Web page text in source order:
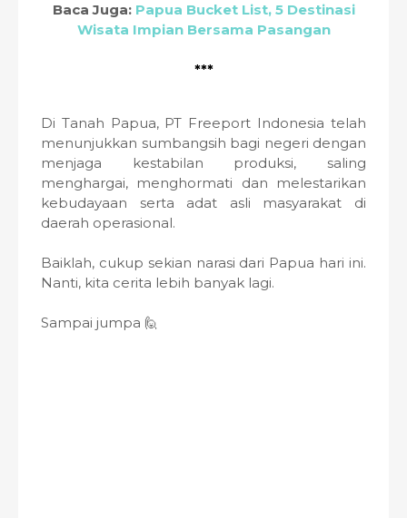
Baca Juga: Papua Bucket List, 5 Destinasi
Wisata Impian Bersama Pasangan
***
Di Tanah Papua, PT Freeport Indonesia telah
menunjukkan sumbangsih bagi negeri dengan
menjaga kestabilan produksi, saling
menghargai, menghormati dan melestarikan
kebudayaan serta adat asli masyarakat di
daerah operasional.
Baiklah, cukup sekian narasi dari Papua hari ini.
Nanti, kita cerita lebih banyak lagi.
Sampai jumpa 🙋